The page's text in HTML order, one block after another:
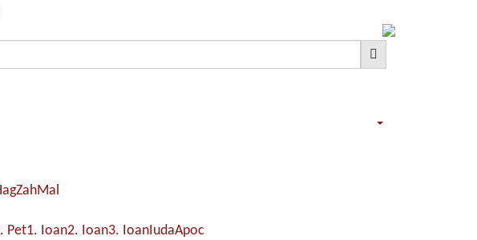
ZahMal
Pet1. Ioan2. Ioan3. IoanIudaApoc